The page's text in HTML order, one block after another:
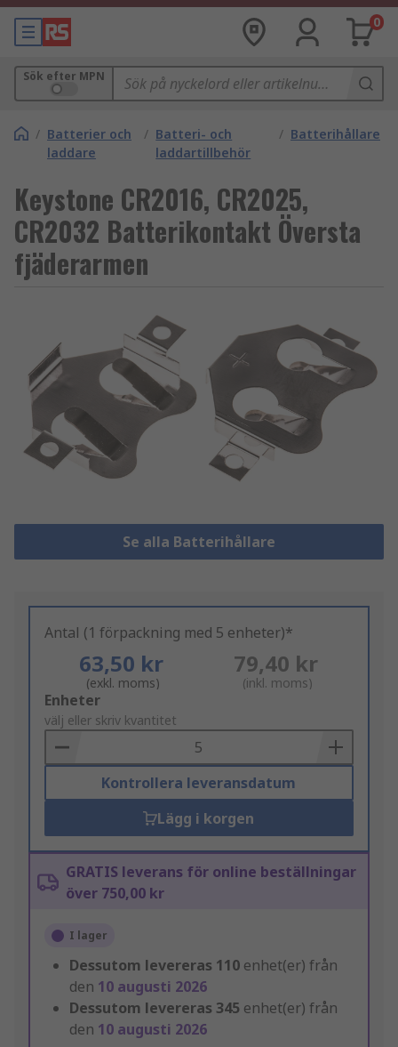
0
Sök efter MPN
/ Batterier och
laddare
/ Batteri- och
laddartillbehör
/ Batterihållare
Keystone CR2016, CR2025,
CR2032 Batterikontakt Översta
fjäderarmen
Se alla Batterihållare
Antal (1 förpackning med 5 enheter)*
63,50 kr
(exkl. moms)
79,40 kr
(inkl. moms)
Add
to
Basket
Enheter
välj eller skriv kvantitet
Kontrollera leveransdatum
Lägg i korgen
GRATIS leverans för online beställningar
över 750,00 kr
I lager
Dessutom levereras 110 enhet(er) från
den 10 augusti 2026
Dessutom levereras 345 enhet(er) från
den 10 augusti 2026